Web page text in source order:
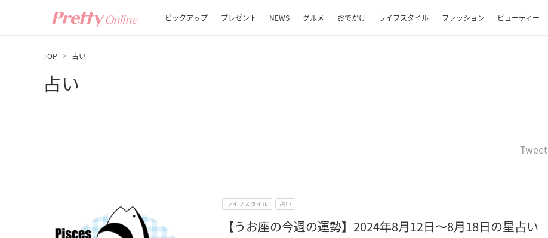
ピックアップ プレゼント NEWS グルメ おでかけ ライフスタイル ファッション ビューティー
TOP 占い
占い
Tweet
ライフスタイル 占い
【うお座の今週の運勢】2024年8月12日～8月18日の星占い